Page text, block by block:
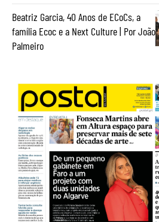
Beatriz Garcia, 40 Anos de ECoCs, a
família Ecoc e a Next Culture | Por João
Palmeiro